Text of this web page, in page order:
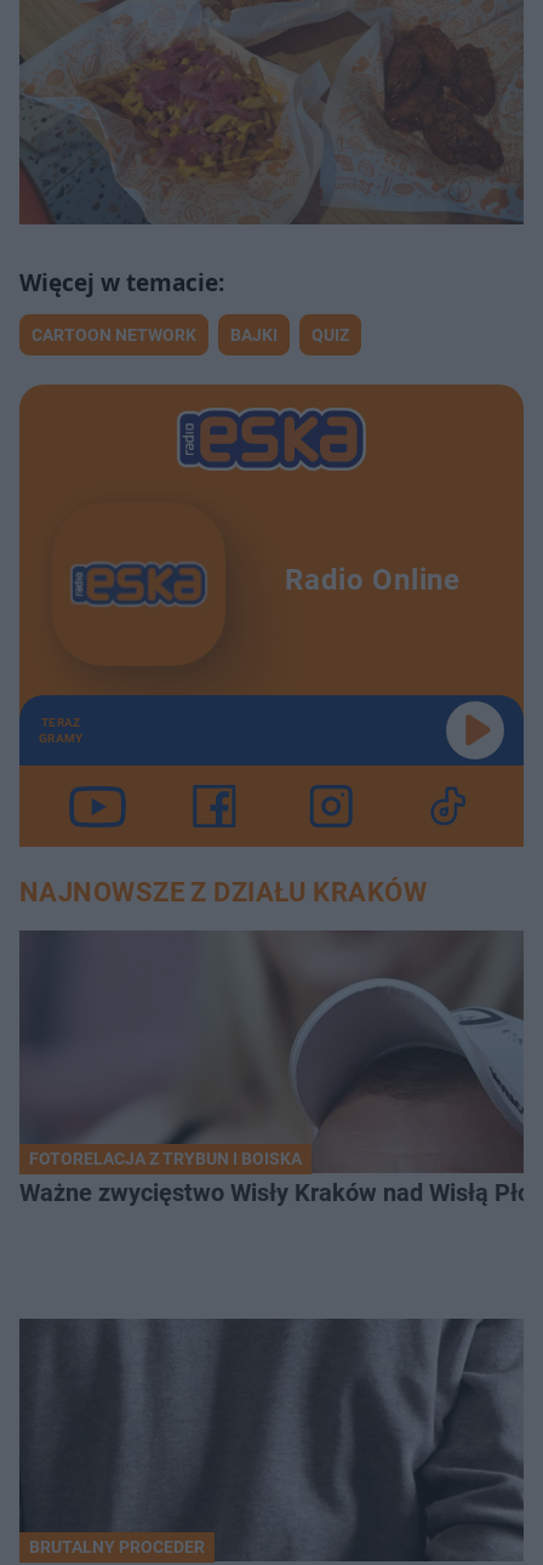
CARTOON NETWORK BAJKI QUIZ
Radio Online
TERAZ
GRAMY
NAJNOWSZE Z DZIAŁU KRAKÓW
FOTORELACJA Z TRYBUN I BOISKA
Ważne zwycięstwo Wisły Kraków nad Wisłą
BRUTALNY PROCEDER